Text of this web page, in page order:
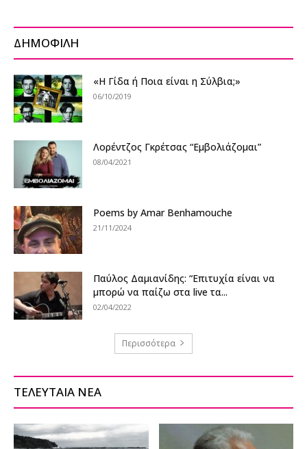
ΔΗΜΟΦΙΛΗ
«Η Γίδα ή Ποια είναι η Σύλβια;»
06/10/2019
Λορέντζος Γκρέτσας “Εμβολιάζομαι”
08/04/2021
Poems by Amar Benhamouche
21/11/2024
Παύλος Δαμιανίδης: “Επιτυχία είναι να
μπορώ να παίζω στα live τα...
02/04/2022
Περισσότερα
ΤΕΛΕΥΤΑΙΑ ΝΕΑ